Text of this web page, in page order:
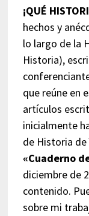
¡QUÉ
hechos y
lo largo de la
Historia),
que reúne en
artículos
inicialmente
de Historia de
«Cuaderno
diciembre de
contenido.
sobre mi